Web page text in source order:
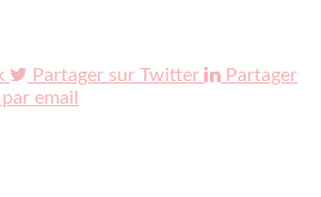
Partager sur Twitter
Partager
email